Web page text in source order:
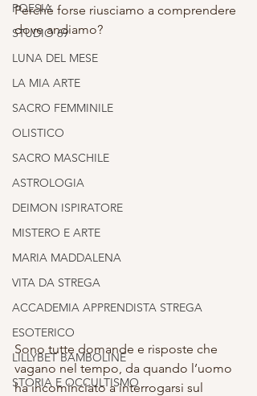
POESIA
STUDIO 69
LUNA DEL MESE
LA MIA ARTE
SACRO FEMMINILE
OLISTICO
SACRO MASCHILE
ASTROLOGIA
DEIMON ISPIRATORE
MISTERO E ARTE
MARIA MADDALENA
VITA DA STREGA
ACCADEMIA APPRENDISTA STREGA
ESOTERICO
LILLYBET BAMBOLINE
STORIA E OCCULTISMO
Perché forse riusciamo a comprendere
dove andiamo?
Sono tutte domande e risposte che
vagano nel tempo, da quando l’uomo
ha incominciato a interrogarsi sul